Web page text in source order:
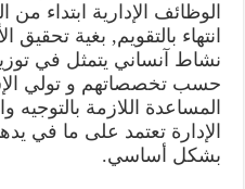
الوظائف الإدارية ابتداء
انتهاء بالتقويم, بغية
نشاط آنساني يتمثل في
حسب تخصصاتهم و تولي
المساعدة اللازمة بالتوجيه
الإدارة تعتمد على ما في
بشكل أساسي.